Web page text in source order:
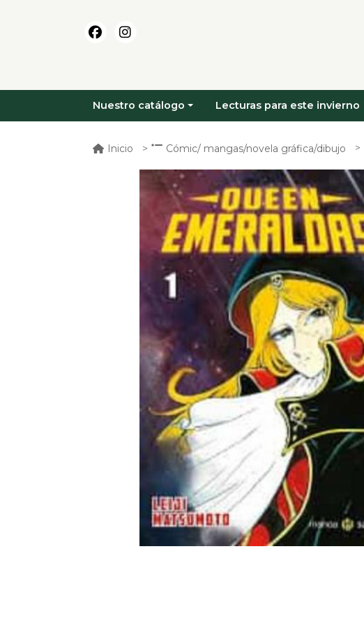
Nuestro catálogo Lecturas para este invierno
Inicio Cómic/ mangas/novela gráfica/dibujo